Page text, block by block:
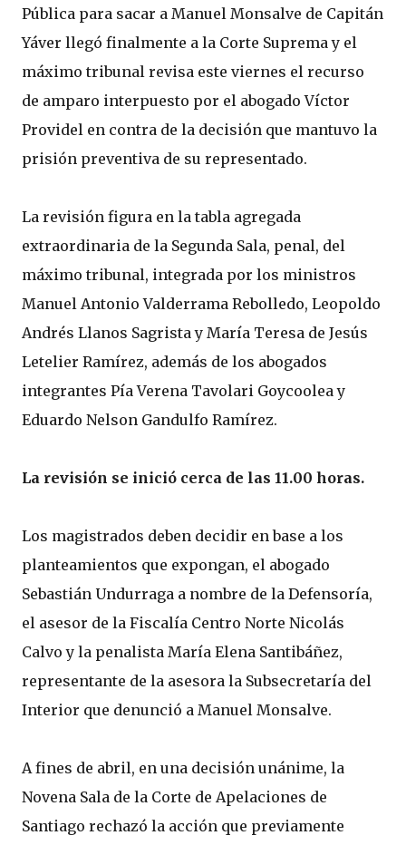
Pública para sacar a Manuel Monsalve de Capitán
Yáver llegó finalmente a la Corte Suprema y el
máximo tribunal revisa este viernes el recurso
de amparo interpuesto por el abogado Víctor
Providel en contra de la decisión que mantuvo la
prisión preventiva de su representado.
La revisión figura en la tabla agregada
extraordinaria de la Segunda Sala, penal, del
máximo tribunal, integrada por los ministros
Manuel Antonio Valderrama Rebolledo, Leopoldo
Andrés Llanos Sagrista y María Teresa de Jesús
Letelier Ramírez, además de los abogados
integrantes Pía Verena Tavolari Goycoolea y
Eduardo Nelson Gandulfo Ramírez.
La revisión se inició cerca de las 11.00 horas.
Los magistrados deben decidir en base a los
planteamientos que expongan, el abogado
Sebastián Undurraga a nombre de la Defensoría,
el asesor de la Fiscalía Centro Norte Nicolás
Calvo y la penalista María Elena Santibáñez,
representante de la asesora la Subsecretaría del
Interior que denunció a Manuel Monsalve.
A fines de abril, en una decisión unánime, la
Novena Sala de la Corte de Apelaciones de
Santiago rechazó la acción que previamente